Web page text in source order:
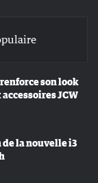
son look
JCW
de la nouvelle i3